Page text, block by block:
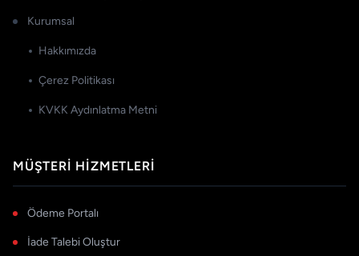
Kurumsal
Hakkımızda
Çerez Politikası
KVKK Aydınlatma Metni
MÜŞTERI HIZMETLERI
Ödeme Portalı
İade Talebi Oluştur